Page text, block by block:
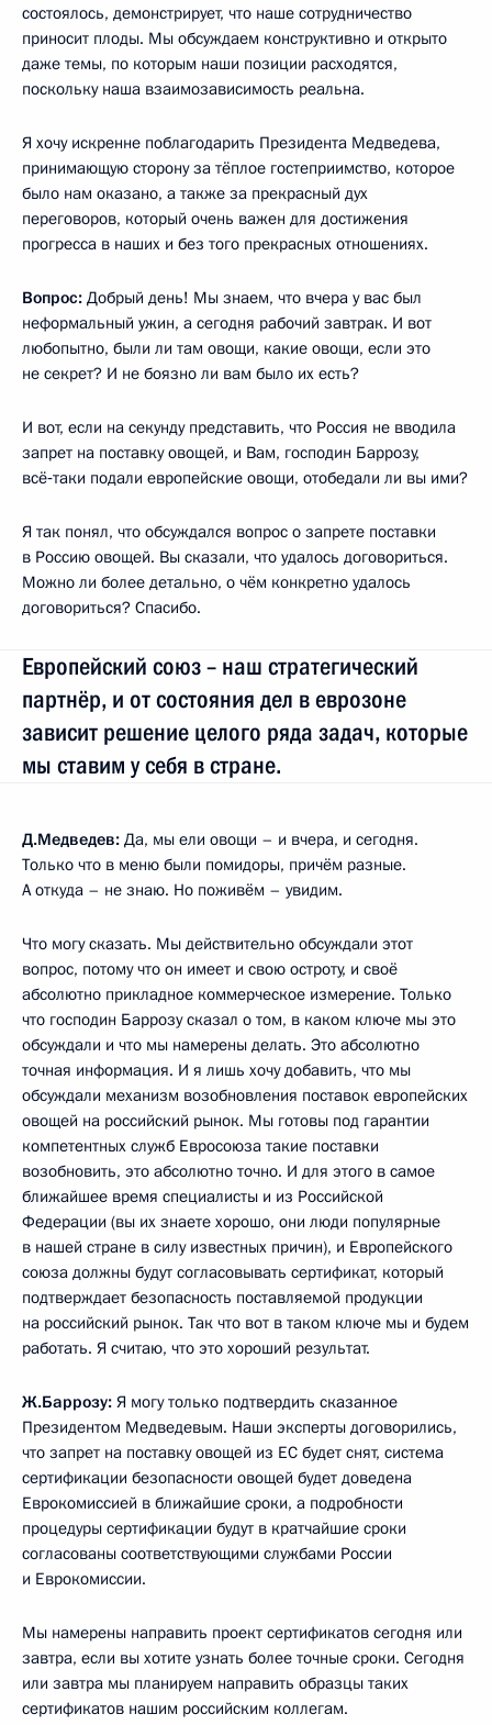
состоялось, демонстрирует, что наше сотрудничество
приносит плоды. Мы обсуждаем конструктивно и открыто
даже темы, по которым наши позиции расходятся,
поскольку наша взаимозависимость реальна.
Я хочу искренне поблагодарить Президента Медведева,
принимающую сторону за тёплое гостеприимство, которое
было нам оказано, а также за прекрасный дух
переговоров, который очень важен для достижения
прогресса в наших и без того прекрасных отношениях.
Вопрос: Добрый день! Мы знаем, что вчера у вас был
неформальный ужин, а сегодня рабочий завтрак. И вот
любопытно, были ли там овощи, какие овощи, если это
не секрет? И не боязно ли вам было их есть?
И вот, если на секунду представить, что Россия не вводила
запрет на поставку овощей, и Вам, господин Баррозу,
всё‑таки подали европейские овощи, отобедали ли вы ими?
Я так понял, что обсуждался вопрос о запрете поставки
в Россию овощей. Вы сказали, что удалось договориться.
Можно ли более детально, о чём конкретно удалось
договориться? Спасибо.
Европейский союз – наш стратегический
партнёр, и от состояния дел в еврозоне
зависит решение целого ряда задач, которые
мы ставим у себя в стране.
Д.Медведев: Да, мы ели овощи – и вчера, и сегодня.
Только что в меню были помидоры, причём разные.
А откуда – не знаю. Но поживём – увидим.
Что могу сказать. Мы действительно обсуждали этот
вопрос, потому что он имеет и свою остроту, и своё
абсолютно прикладное коммерческое измерение. Только
что господин Баррозу сказал о том, в каком ключе мы это
обсуждали и что мы намерены делать. Это абсолютно
точная информация. И я лишь хочу добавить, что мы
обсуждали механизм возобновления поставок европейских
овощей на российский рынок. Мы готовы под гарантии
компетентных служб Евросоюза такие поставки
возобновить, это абсолютно точно. И для этого в самое
ближайшее время специалисты и из Российской
Федерации (вы их знаете хорошо, они люди популярные
в нашей стране в силу известных причин), и Европейского
союза должны будут согласовывать сертификат, который
подтверждает безопасность поставляемой продукции
на российский рынок. Так что вот в таком ключе мы и будем
работать. Я считаю, что это хороший результат.
Ж.Баррозу: Я могу только подтвердить сказанное
Президентом Медведевым. Наши эксперты договорились,
что запрет на поставку овощей из ЕС будет снят, система
сертификации безопасности овощей будет доведена
Еврокомиссией в ближайшие сроки, а подробности
процедуры сертификации будут в кратчайшие сроки
согласованы соответствующими службами России
и Еврокомиссии.
Мы намерены направить проект сертификатов сегодня или
завтра, если вы хотите узнать более точные сроки. Сегодня
или завтра мы планируем направить образцы таких
сертификатов нашим российским коллегам.